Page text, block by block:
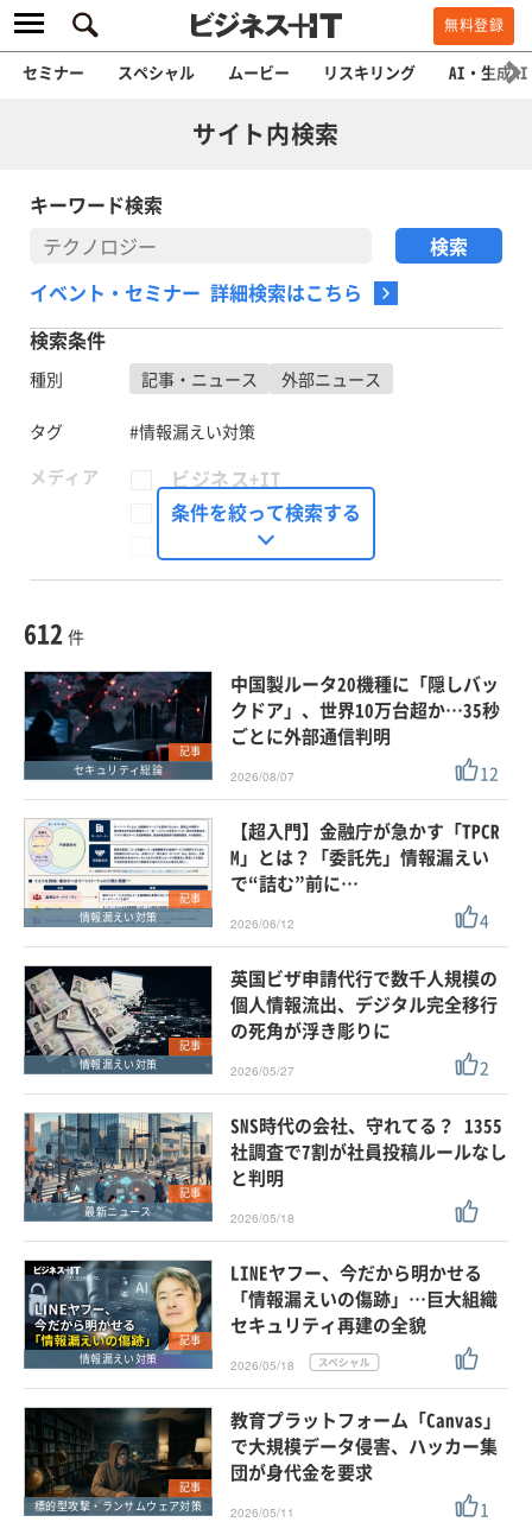
無料登録
セミナー スペシャル ムービー リスキリング AI・生成AI
サイト内検索
キーワード検索
イベント・セミナー 詳細検索はこちら
検索条件
種別 記事・ニュース 外部ニュース
タグ
#情報漏えい対策
メディア
ビジネス+IT
FinTech Journal
Seizo Trend
外部ニュース
スペシャルに限定する
タグ ×
× 情報漏えい対策
条件を絞って検索する
612 件
記事
セキュリティ総論
中国製ルータ20機種に「隠しバッ
クドア」、世界10万台超か…35秒
ごとに外部通信判明
2026/08/07 12
記事
情報漏えい対策
【超入門】金融庁が急かす「TPCR
M」とは？「委託先」情報漏えい
で“詰む”前に…
2026/06/12 4
記事
情報漏えい対策
英国ビザ申請代行で数千人規模の
個人情報流出、デジタル完全移行
の死角が浮き彫りに
2026/05/27 2
記事
最新ニュース
SNS時代の会社、守れてる？ 1355
社調査で7割が社員投稿ルールなし
と判明
2026/05/18
記事
情報漏えい対策
LINEヤフー、今だから明かせる
「情報漏えいの傷跡」…巨大組織
セキュリティ再建の全貌
2026/05/18
記事
標的型攻撃・ランサムウェア対策
教育プラットフォーム「Canvas」
で大規模データ侵害、ハッカー集
団が身代金を要求
2026/05/11 1